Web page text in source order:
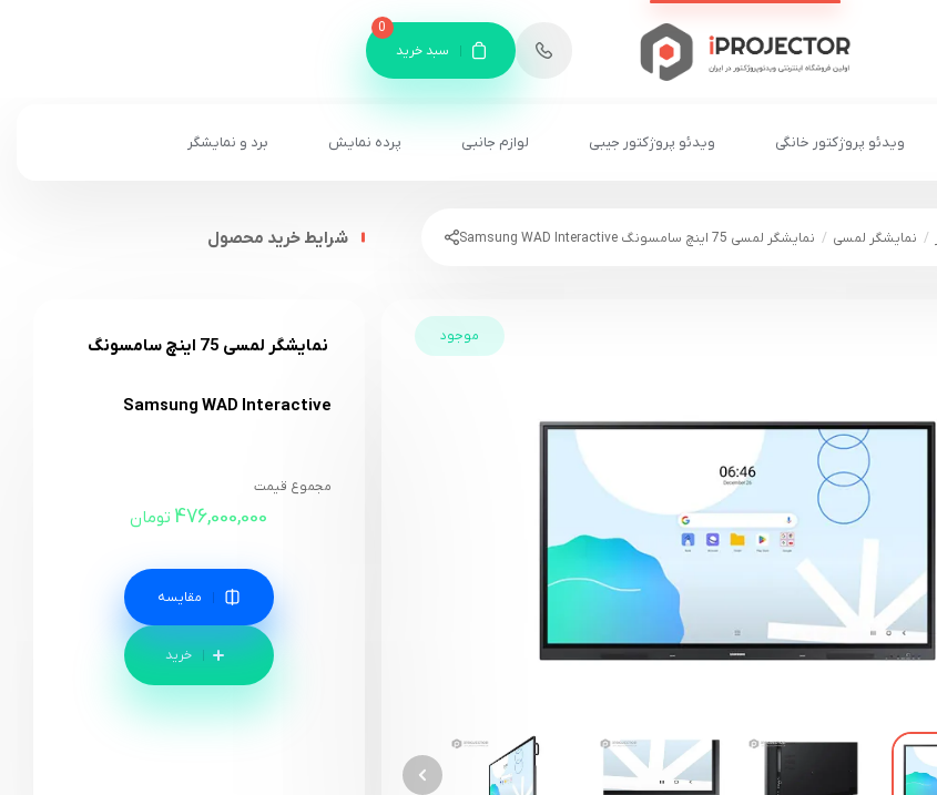
8
سبد خرید
0
ویدئو پروژکتور خانگی ویدئو پروژکتور جیبی لوازم جانبی پرده نمایش برد و نمایشگر
نمایشگر لمسی نمایشگر لمسی 75 اینچ سامسونگ Samsung WAD Interactive
موجود
شرایط خرید محصول
نمایشگر لمسی 75 اینچ سامسونگ
Samsung WAD Interactive
مجموع قیمت
476,000,000 تومان
مقایسه